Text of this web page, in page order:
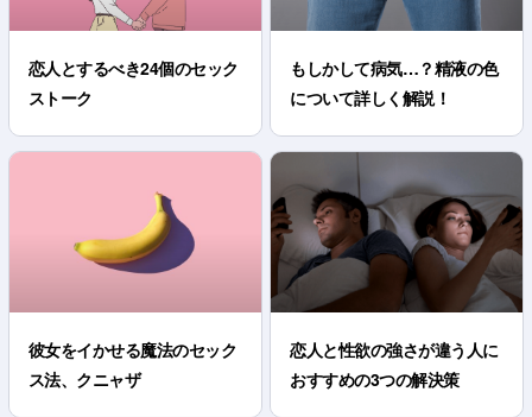
恋人とするべき24個のセック
ストーク
もしかして病気…？精液の色
について詳しく解説！
彼女をイかせる魔法のセック
ス法、クニャザ
恋人と性欲の強さが違う人に
おすすめの3つの解決策